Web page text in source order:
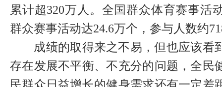
累计超320万人。全国群众体育赛事活
群众赛事活动达24.6万个，参与人数约
成绩的取得来之不易，但也应该看
存在发展不平衡、不充分的问题，全民